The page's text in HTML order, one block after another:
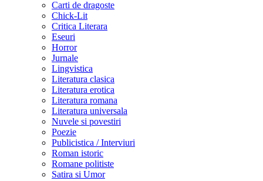
Carti de dragoste
Chick-Lit
Critica Literara
Eseuri
Horror
Jurnale
Lingvistica
Literatura clasica
Literatura erotica
Literatura romana
Literatura universala
Nuvele si povestiri
Poezie
Publicistica / Interviuri
Roman istoric
Romane politiste
Satira si Umor